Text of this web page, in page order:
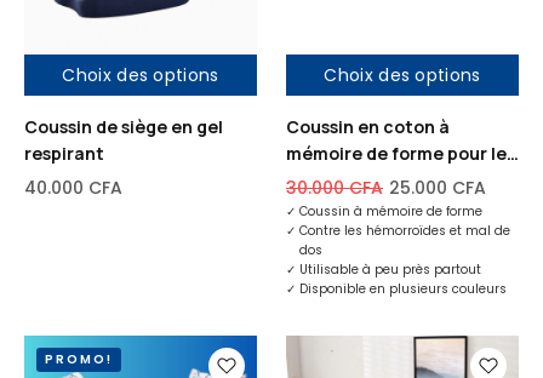
Choix des options
Coussin de siège en gel
respirant
40.000 CFA
Choix des options
Coussin en coton à
mémoire de forme pour le
mal de fesses et mal de dos
30.000CFA 25.000 CFA
✓ Coussin à mémoire de forme
✓ Contre les hémorroïdes et mal de
dos
✓ Utilisable à peu près partout
✓ Disponible en plusieurs couleurs
PROMO!